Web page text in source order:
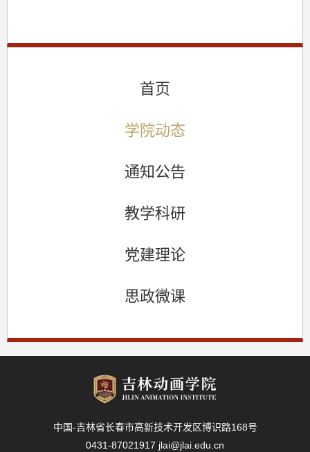
首页
学院动态
通知公告
教学科研
党建理论
思政微课
中国-吉林省长春市高新技术开发区博识路168号
0431-87021917 jlai@jlai.edu.cn